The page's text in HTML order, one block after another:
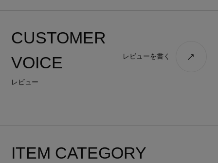
CUSTOMER
VOICE
レビュー
レビューを書く
ITEM CATEGORY